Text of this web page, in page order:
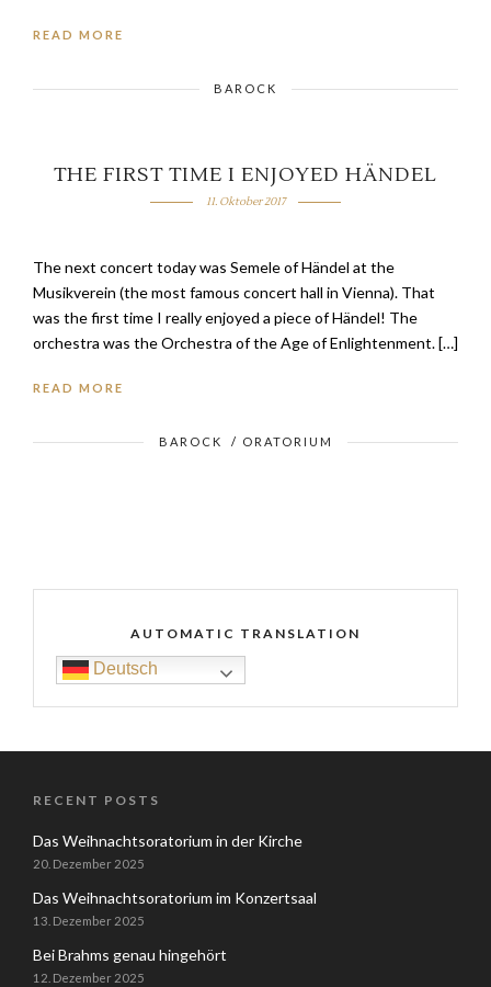
READ MORE
BAROCK
THE FIRST TIME I ENJOYED HÄNDEL
11. Oktober 2017
The next concert today was Semele of Händel at the
Musikverein (the most famous concert hall in Vienna). That
was the first time I really enjoyed a piece of Händel! The
orchestra was the Orchestra of the Age of Enlightenment. […]
READ MORE
BAROCK / ORATORIUM
AUTOMATIC TRANSLATION
Deutsch
RECENT POSTS
Das Weihnachtsoratorium in der Kirche
20. Dezember 2025
Das Weihnachtsoratorium im Konzertsaal
13. Dezember 2025
Bei Brahms genau hingehört
12. Dezember 2025